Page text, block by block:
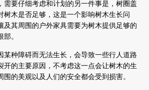
需要仔细考虑和计划的另一件事是，树圈盖
树木是否足够，这是一个影响树木生长问
及其周围的户外家具需要为树木提供足够的
。
某种障碍而无法生长，会导致一些行人道路
开的主要原因，不考虑这一点会让树木的生
的美观以及人们的安全都会受到损害。